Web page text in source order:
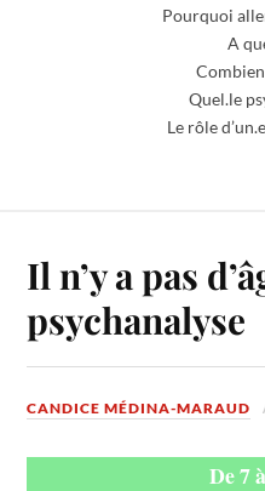
Pourquoi
A
Quel.le
Le rôle
Il n’y a pas
psychanalyse
CANDICE MÉDINA-MARAUD
De 7